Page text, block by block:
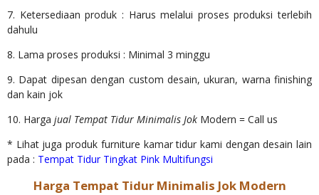
7. Ketersediaan produk : Harus melalui proses produksi terlebih
dahulu
8. Lama proses produksi : Minimal 3 minggu
9. Dapat dipesan dengan custom desain, ukuran, warna finishing
dan kain jok
10. Harga jual Tempat Tidur Minimalis Jok Modern = Call us
* Lihat juga produk furniture kamar tidur kami dengan desain lain
pada : Tempat Tidur Tingkat Pink Multifungsi
Harga Tempat Tidur Minimalis Jok Modern